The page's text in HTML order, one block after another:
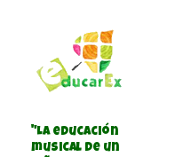
"La educación
musical de un